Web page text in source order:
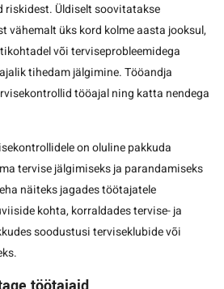
riskidest. Üldiselt soovitatakse
vähemalt üks kord kolme aasta jooksul,
või terviseprobleemidega
tihedam jälgimine. Tööandja
tööajal ning katta nendega
on oluline pakkuda
tervise jälgimiseks ja parandamiseks
näiteks jagades töötajatele
kohta, korraldades tervise- ja
soodustusi terviseklubide või